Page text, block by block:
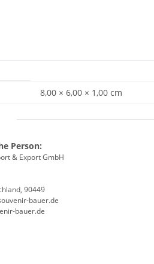
8,00 × 6,00 × 1,00 cm
Person:
& Export GmbH
90449
bauer.de
bauer.de